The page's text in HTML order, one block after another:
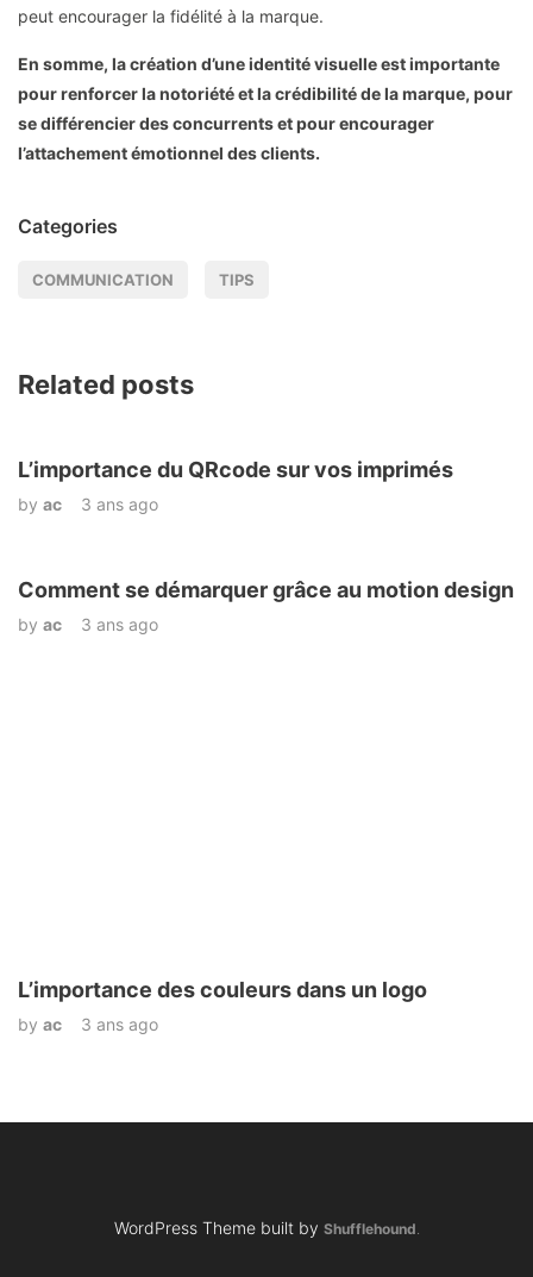
peut encourager la fidélité à la marque.
En somme, la création d’une identité visuelle est importante
pour renforcer la notoriété et la crédibilité de la marque, pour
se différencier des concurrents et pour encourager
l’attachement émotionnel des clients.
Categories
COMMUNICATION TIPS
Related posts
L’importance du QRcode sur vos imprimés
by ac 3 ans ago
Comment se démarquer grâce au motion design
by ac 3 ans ago
L’importance des couleurs dans un logo
by ac 3 ans ago
WordPress Theme built by Shufflehound.